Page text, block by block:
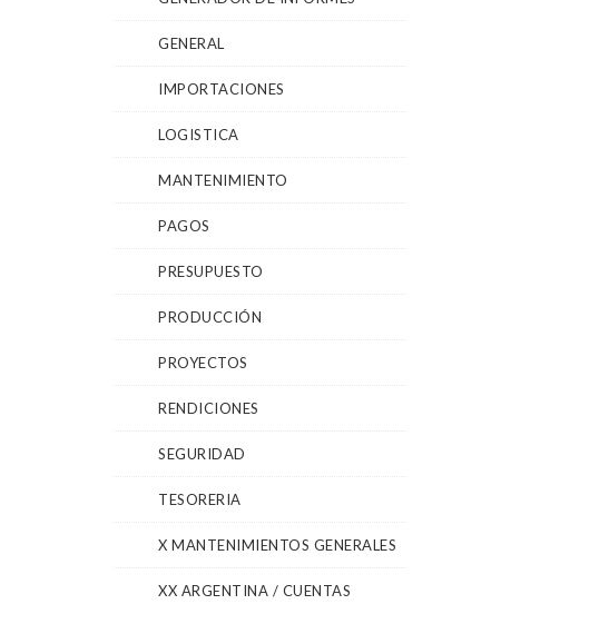
GENERAL
IMPORTACIONES
LOGISTICA
MANTENIMIENTO
PAGOS
PRESUPUESTO
PRODUCCIÓN
PROYECTOS
RENDICIONES
SEGURIDAD
TESORERIA
X MANTENIMIENTOS GENERALES
XX ARGENTINA / CUENTAS